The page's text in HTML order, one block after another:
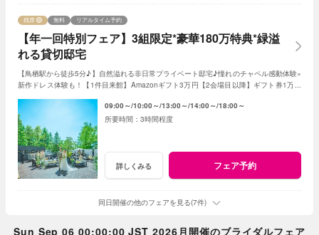
【年一回特別フェア】3組限定*豪華180万特典*緑溢
れる貸切邸宅
残席 無料 リアルタイム予約
【鳥栖駅から徒歩5分♪】自然溢れる非日常プライベート邸宅♪憧れのチャペル感動体験×
新作ドレス体験も！【1件目来館】Amazonギフト3万円【2会場目以降】ギフト券1万円
09:00～ 10:00～ 13:00～ 14:00～ 18:00～
3時間程度
詳しくみる フェア予約
同日開催の他のフェアを見る(7件)
Sun Sep 06 00:00:00 JST 2026月開催のブライダルフェア